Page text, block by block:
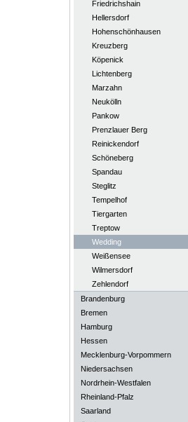
Friedrichshain
Hellersdorf
Hohenschönhausen
Kreuzberg
Köpenick
Lichtenberg
Marzahn
Neukölln
Pankow
Prenzlauer Berg
Reinickendorf
Schöneberg
Spandau
Steglitz
Tempelhof
Tiergarten
Treptow
Wedding
Weißensee
Wilmersdorf
Zehlendorf
Brandenburg
Bremen
Hamburg
Hessen
Mecklenburg-Vorpommern
Niedersachsen
Nordrhein-Westfalen
Rheinland-Pfalz
Saarland